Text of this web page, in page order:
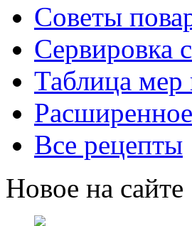
Советы
Сервировка
Таблица мер
Все рецепты
Новое на сайте